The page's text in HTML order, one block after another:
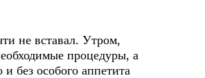
не вставал. Утром,
процедуры, а
без особого аппетита